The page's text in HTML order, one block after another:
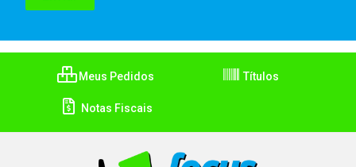
Meus Pedidos Títulos
Notas Fiscais